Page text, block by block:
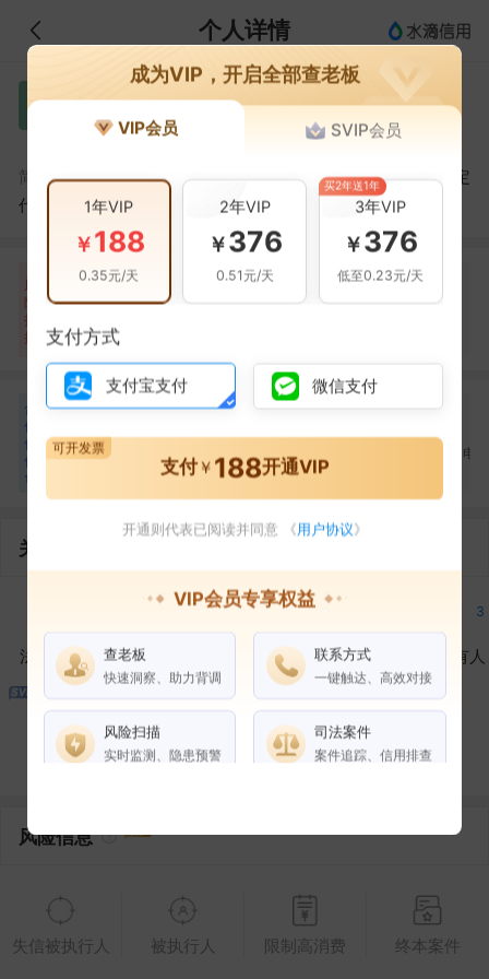
个人详情
L LI XITING
迈瑞医疗
简介：LI XITING，深圳迈瑞生物医疗电子股份有限公司的法定
代表人
风
险
扫
描
自身风险
暂无风险
关联风险 提示信息
合
作
伙
伴
15
徐航
深圳睿福管理咨询合伙
深圳睿福管理咨询合伙
企业（有限合伙）
高圣平
深圳迈瑞生物医疗电子
关联企业
法定代表人
3
在外任职
3
作为受益所有人
控制企业 所属集团 合作伙伴
风险信息
失信被执行人 被执行人 限制高消费 终本案件
成为VIP，开启全部查老板
VIP会员 SVIP会员
1年VIP
￥188
0.35元/天
2年VIP
￥376
0.51元/天
3年VIP
￥376
低至0.23元/天
买2年送1年
支付方式
支付宝支付 微信支付
支付￥ 188开通VIP
可开发票
开通则代表已阅读并同意 《用户协议》
VIP会员专享权益
查老板
快速洞察、助力背调
联系方式
一键触达、高效对接
风险扫描
实时监测、隐患预警
司法案件
案件追踪、信用排查
权益说明 VIP会员 SVIP会员
风险扫描